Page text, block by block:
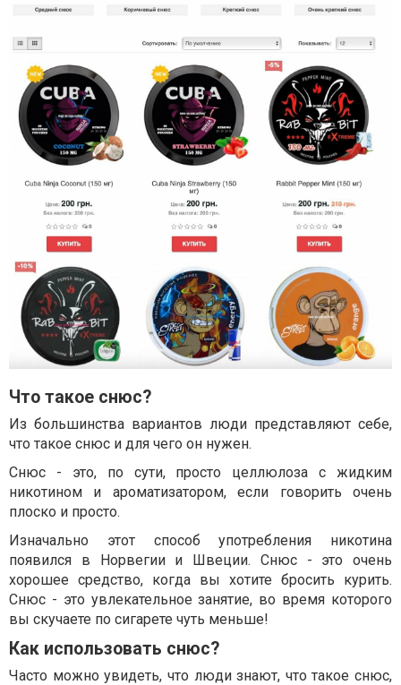
Что такое снюс?
Из большинства вариантов люди представляют себе,
что такое снюс и для чего он нужен.
Снюс - это, по сути, просто целлюлоза с жидким
никотином и ароматизатором, если говорить очень
плоско и просто.
Изначально этот способ употребления никотина
появился в Норвегии и Швеции. Снюс - это очень
хорошее средство, когда вы хотите бросить курить.
Снюс - это увлекательное занятие, во время которого
вы скучаете по сигарете чуть меньше!
Как использовать снюс?
Часто можно увидеть, что люди знают, что такое снюс,